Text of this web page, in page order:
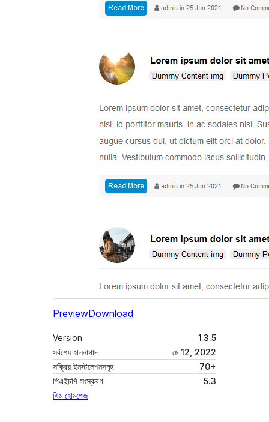
PreviewDownload
Version
1.3.5
সর্বশেষ হালনাগাদ
মে 12, 2022
সক্রিয় ইনস্টলেশনসমূহ
70+
পিএইচপি সংস্করণ
5.3
থিম হোমপেজ